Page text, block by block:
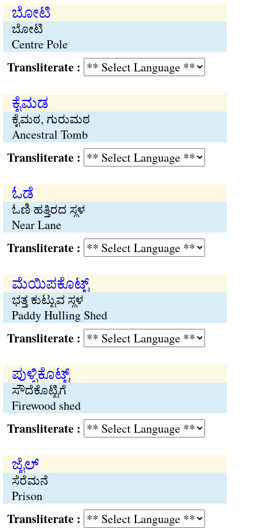
ಬೋಟಿ
ಬೋಟಿ
Centre Pole
:
ಕೈಮಡ
ಕೈಮಠ, ಗುರುಮಠ
Ancestral Tomb
:
ಓಡೆ
ಓಣಿ ಹತ್ತಿರದ ಸ್ಥಳ
Near Lane
:
ಮೆಯಿಪಕೊಟ್ಟ್
ಭತ್ತ ಕುಟ್ಟುವ ಸ್ಥಳ
Paddy Hulling Shed
:
ಪುಳ್ಳಿಕೊಟ್ಟ್
ಸೌದೆಕೊಟ್ಟಿಗೆ
Firewood shed
:
ಜೈಲ್
ಸೆರೆಮನೆ
Prison
: